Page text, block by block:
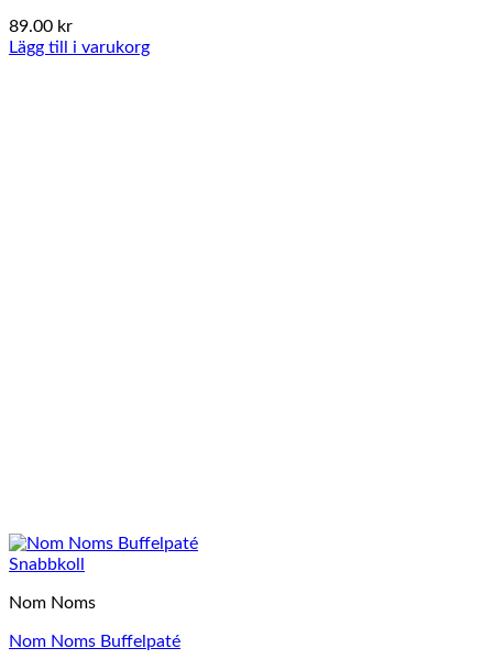
89.00 kr
Lägg till i varukorg
Snabbkoll
Nom Noms
Nom Noms Buffelpaté